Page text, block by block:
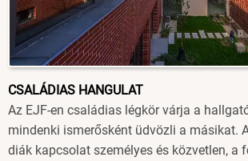
CSALÁDIAS HANGULAT
Az EJF-en családias légkör várja a
mindenki ismerősként üdvözli a másikat.
diák kapcsolat személyes és közvetlen, a